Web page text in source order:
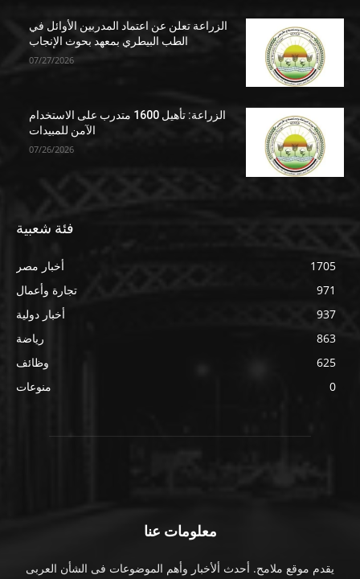
الزراعة تعلن عن اعتماد المدربين الأوائل في
الطب البيطري بمعهد بحوث الإنجاب
07/27/2026
الزراعة: تأهيل 1600 متدرب على الاستخدام
الآمن للمبيدات
07/26/2026
فئة شعبية
أخبار مصر
1705
تجارة وأعمال
971
أخبار دولية
937
رياضة
863
وظائف
625
منوعات
0
معلومات عنا
يقدم موقع ملامح. أحدث ألأخبار وأهم الموضوعات فى الشأن العربى